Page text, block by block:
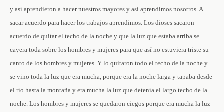
y así aprendieron a hacer nuestros mayores y así aprendimos nosotros. A
sacar acuerdo para hacer los trabajos aprendimos. Los dioses sacaron
acuerdo de quitar el techo de la noche y que la luz que estaba arriba se
cayera toda sobre los hombres y mujeres para que así no estuviera triste su
canto de los hombres y mujeres. Y lo quitaron todo el techo de la noche y
se vino toda la luz que era mucha, porque era la noche larga y tapaba desde
el río hasta la montaña y era mucha la luz que detenía el largo techo de la
noche. Los hombres y mujeres se quedaron ciegos porque era mucha la luz